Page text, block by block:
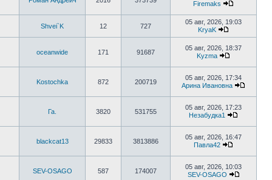
сообщению
Firemaks
к
последнему
Shvei`K 12 727
05 авг, 2026, 19:03
KryaK
Перейти
последнему
сообщению
oceanwide 171 91687
05 авг, 2026, 18:37
Kyzma
к
последнему
сообщению
Kostochka 872 200719
05 авг, 2026, 17:34
Арина Ивановна
к
Га. 3820 531755
05 авг, 2026, 17:23
Незабудка1
к
blackcat13 29833 3813886
05 авг, 2026, 16:47
Павла42
к
последнему
сообщению
SEV-OSAGO 587 174007
05 авг, 2026, 10:03
SEV-OSAGO